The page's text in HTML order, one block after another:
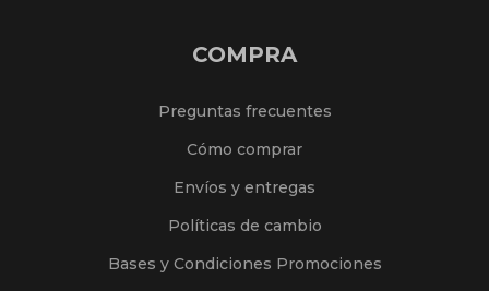
COMPRA
Preguntas frecuentes
Cómo comprar
Envíos y entregas
Políticas de cambio
Bases y Condiciones Promociones